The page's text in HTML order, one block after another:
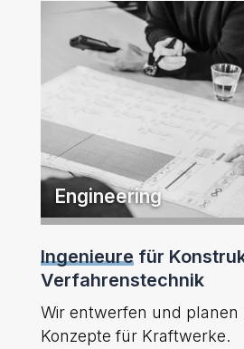
Engineering
Ingenieurefür
Verfahrenstechnik
Wir entwerfen und planen
Konzepte für Kraftwerke.